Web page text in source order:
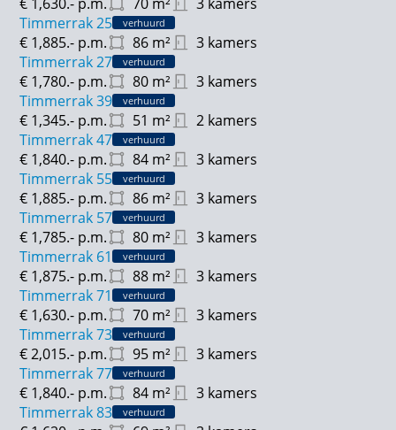
Timmerrak 25
verhuurd
86 m² 3 kamers
€ 1,885.- p.m.
Timmerrak 27
verhuurd
80 m² 3 kamers
€ 1,780.- p.m.
Timmerrak 39
verhuurd
51 m² 2 kamers
€ 1,345.- p.m.
Timmerrak 47
verhuurd
84 m² 3 kamers
€ 1,840.- p.m.
Timmerrak 55
verhuurd
86 m² 3 kamers
€ 1,885.- p.m.
Timmerrak 57
verhuurd
80 m² 3 kamers
€ 1,785.- p.m.
Timmerrak 61
verhuurd
88 m² 3 kamers
€ 1,875.- p.m.
Timmerrak 71
verhuurd
70 m² 3 kamers
€ 1,630.- p.m.
Timmerrak 73
verhuurd
95 m² 3 kamers
€ 2,015.- p.m.
Timmerrak 77
verhuurd
84 m² 3 kamers
€ 1,840.- p.m.
Timmerrak 83
verhuurd